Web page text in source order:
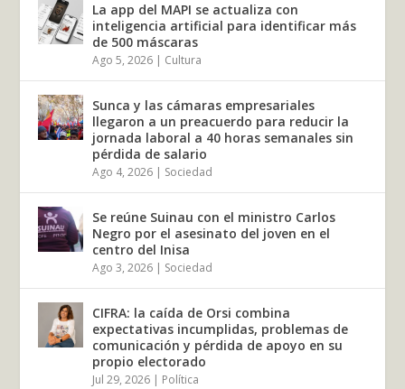
La app del MAPI se actualiza con
inteligencia artificial para identificar más
de 500 máscaras
Ago 5, 2026 | Cultura
Sunca y las cámaras empresariales
llegaron a un preacuerdo para reducir la
jornada laboral a 40 horas semanales sin
pérdida de salario
Ago 4, 2026 | Sociedad
Se reúne Suinau con el ministro Carlos
Negro por el asesinato del joven en el
centro del Inisa
Ago 3, 2026 | Sociedad
CIFRA: la caída de Orsi combina
expectativas incumplidas, problemas de
comunicación y pérdida de apoyo en su
propio electorado
Jul 29, 2026 | Política